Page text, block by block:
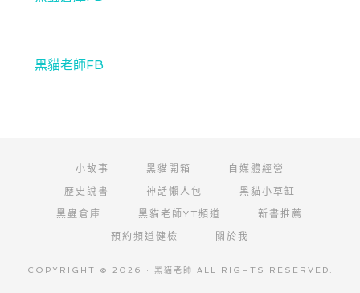
黑貓老師FB
小故事 黑貓開箱
自媒體經營
歷史說書
神話懶人包
黑貓小草缸
黑蟲倉庫
黑貓老師YT頻道
新書推薦
預約頻道健檢
關於我
COPYRIGHT © 2026 · 黑貓老師 ALL RIGHTS RESERVED.